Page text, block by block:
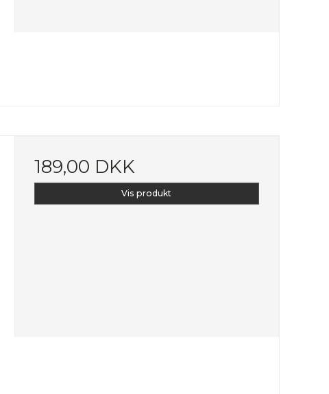
189,00 DKK
Vis produkt